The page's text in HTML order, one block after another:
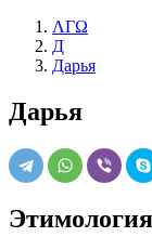
ΛΓΩ
Д
Дарья
Дарья
Этимология